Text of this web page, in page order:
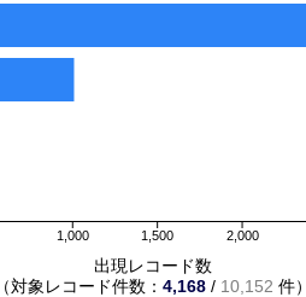
1,000 1,500 2,000
出現レコード数
（対象レコード件数： 4,168 / 10,152 件）